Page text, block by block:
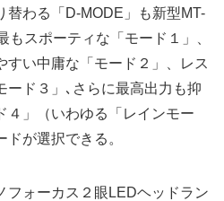
替わる「D-MODE」も新型MT-
スポーティな「モード１」、
すい中庸な「モード２」、レス
ード３」､さらに最高出力も抑
４」（いわゆる「レインモー
ドが選択できる。
フォーカス２眼LEDヘッドラン